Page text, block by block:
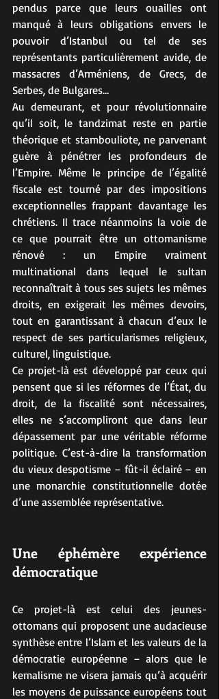
pendus parce que leurs ouailles ont
manqué à leurs obligations envers le
pouvoir d’Istanbul ou tel de ses
représentants particulièrement avide, de
massacres d’Arméniens, de Grecs, de
Serbes, de Bulgares…
Au demeurant, et pour révolutionnaire
qu’il soit, le tandzimat reste en partie
théorique et stambouliote, ne parvenant
guère à pénétrer les profondeurs de
l’Empire. Même le principe de l’égalité
fiscale est tourné par des impositions
exceptionnelles frappant davantage les
chrétiens. Il trace néanmoins la voie de
ce que pourrait être un ottomanisme
rénové : un Empire vraiment
multinational dans lequel le sultan
reconnaîtrait à tous ses sujets les mêmes
droits, en exigerait les mêmes devoirs,
tout en garantissant à chacun d’eux le
respect de ses particularismes religieux,
culturel, linguistique.
Ce projet-là est développé par ceux qui
pensent que si les réformes de l’État, du
droit, de la fiscalité sont nécessaires,
elles ne s’accompliront que dans leur
dépassement par une véritable réforme
politique. C’est-à-dire la transformation
du vieux despotisme – fût-il éclairé – en
une monarchie constitutionnelle dotée
d’une assemblée représentative.
Une éphémère expérience
démocratique
Ce projet-là est celui des jeunes-
ottomans qui proposent une audacieuse
synthèse entre l’Islam et les valeurs de la
démocratie européenne – alors que le
kemalisme ne visera jamais qu’à acquérir
les moyens de puissance européens tout